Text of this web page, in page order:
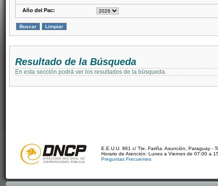
Año del Pac:
Resultado de la Búsqueda
En esta sección podrá ver los resultados de la búsqueda.
E.E.U.U. 961 c/ Tte. Fariña. Asunción, Paraguay -
Horario de Atención: Lunes a Viernes de 07:00 a
Preguntas Frecuentes